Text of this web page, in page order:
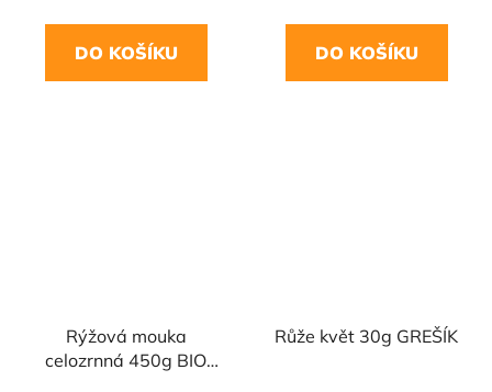
DO KOŠÍKU DO KOŠÍKU
Rýžová mouka
celozrnná 450g BIO
Růže květ 30g GREŠÍK